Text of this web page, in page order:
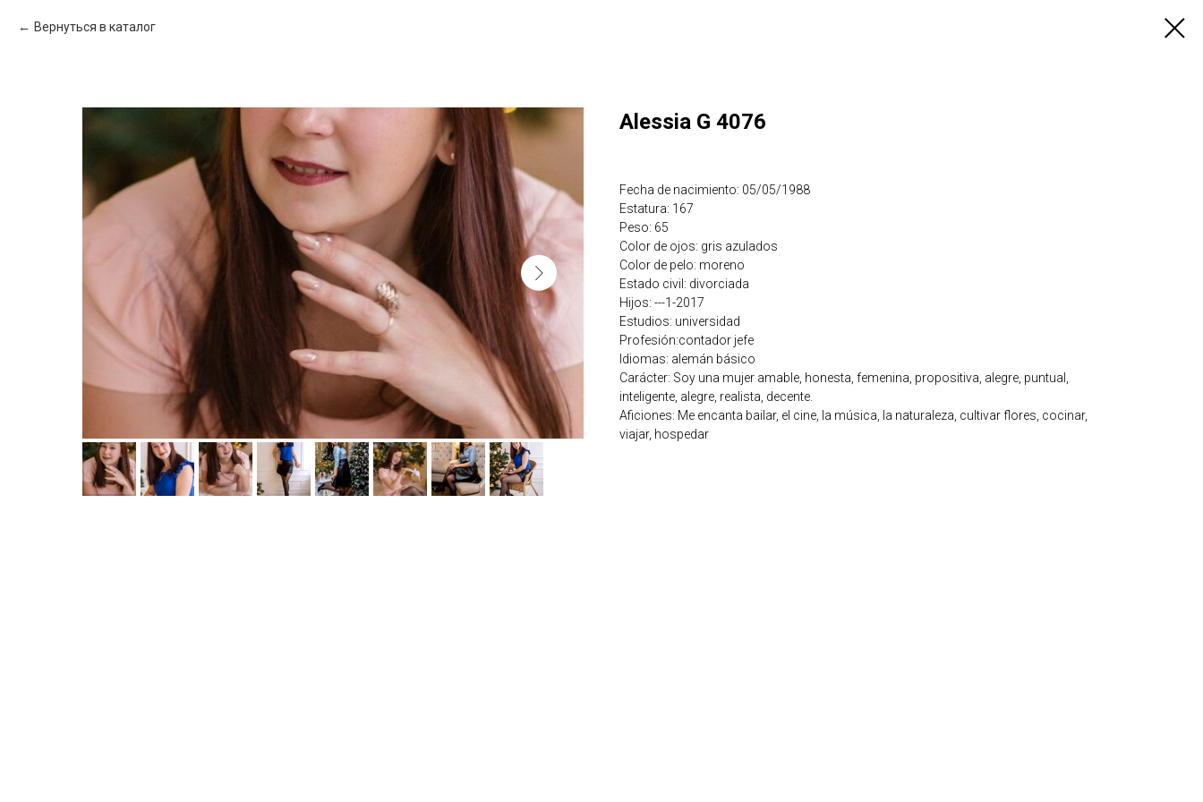
Вернуться в каталог
Alessia G 4076
Fecha de nacimiento: 05/05/1988
Estatura: 167
Peso: 65
Color de ojos: gris azulados
Color de pelo: moreno
Estado civil: divorciada
Hijos: ---1-2017
Estudios: universidad
Profesión:contador jefe
Idiomas: alemán básico
Carácter: Soy una mujer amable, honesta, femenina, propositiva, alegre, puntual,
inteligente, alegre, realista, decente.
Aficiones: Me encanta bailar, el cine, la música, la naturaleza, cultivar flores, cocinar,
viajar, hospedar